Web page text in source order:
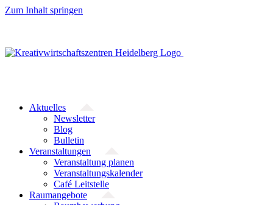
Zum Inhalt springen
Aktuelles
Newsletter
Blog
Bulletin
Veranstaltungen
Veranstaltung planen
Veranstaltungskalender
Café Leitstelle
Raumangebote